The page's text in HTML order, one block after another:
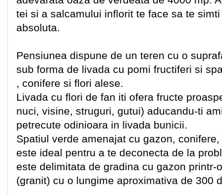
tei si a salcamului inflorit te face sa te
absoluta.
Pensiunea dispune de un teren cu o
sub forma de livada cu pomi fructiferi si
, conifere si flori alese.
Livada cu flori de fan iti ofera fructe
nuci, visine, struguri, gutui) aducandu-ti
petrecute odinioara in livada bunicii.
Spatiul verde amenajat cu gazon,
este ideal pentru a te deconecta de la
este delimitata de gradina cu gazon printr-
(granit) cu o lungime aproximativa de 300